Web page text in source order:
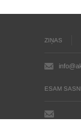
ZIŅAS
ESAM